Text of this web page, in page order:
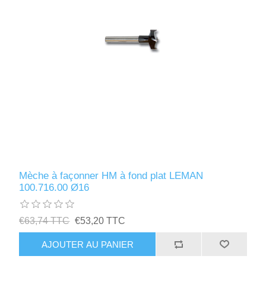
Mèche à façonner HM à fond plat LEMAN
100.716.00 Ø16
€63,74 TTC €53,20 TTC